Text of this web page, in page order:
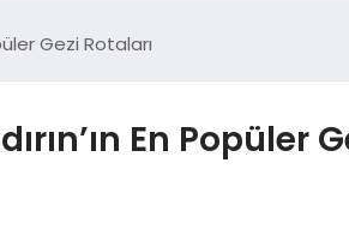
Gezi Rotaları
En Popüler